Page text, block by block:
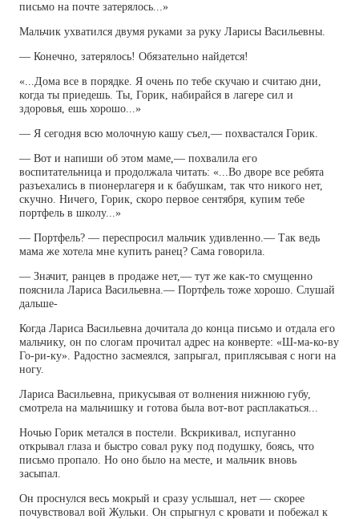
письмо на почте затерялось...»
Мальчик ухватился двумя руками за руку Ларисы Васильевны.
— Конечно, затерялось! Обязательно найдется!
«...Дома все в порядке. Я очень по тебе скучаю и считаю дни,
когда ты приедешь. Ты, Горик, набирайся в лагере сил и
здоровья, ешь хорошо...»
— Я сегодня всю молочную кашу съел,— похвастался Горик.
— Вот и напиши об этом маме,— похвалила его
воспитательница и продолжала читать: «...Во дворе все ребята
разъехались в пионерлагеря и к бабушкам, так что никого нет,
скучно. Ничего, Горик, скоро первое сентября, купим тебе
портфель в школу...»
— Портфель? — переспросил мальчик удивленно.— Так ведь
мама же хотела мне купить ранец? Сама говорила.
— Значит, ранцев в продаже нет,— тут же как-то смущенно
пояснила Лариса Васильевна.— Портфель тоже хорошо. Слушай
дальше-
Когда Лариса Васильевна дочитала до конца письмо и отдала его
мальчику, он по слогам прочитал адрес на конверте: «Ш-ма-ко-ву
Го-ри-ку». Радостно засмеялся, запрыгал, приплясывая с ноги на
ногу.
Лариса Васильевна, прикусывая от волнения нижнюю губу,
смотрела на мальчишку и готова была вот-вот расплакаться...
Ночью Горик метался в постели. Вскрикивал, испуганно
открывал глаза и быстро совал руку под подушку, боясь, что
письмо пропало. Но оно было на месте, и мальчик вновь
засыпал.
Он проснулся весь мокрый и сразу услышал, нет — скорее
почувствовал вой Жульки. Он спрыгнул с кровати и побежал к